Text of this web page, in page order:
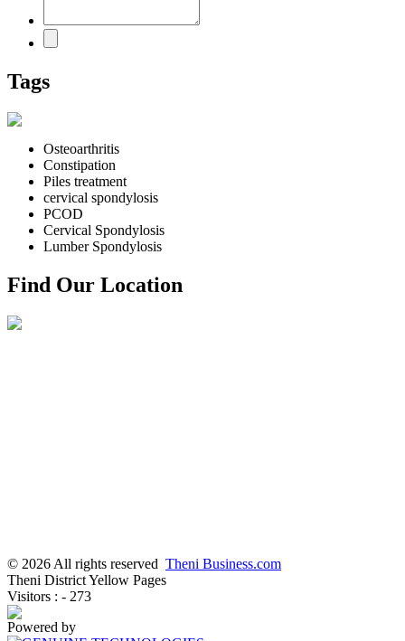
Tags
Osteoarthritis
Constipation
Piles treatment
cervical spondylosis
PCOD
Cervical Spondylosis
Lumber Spondylosis
Find Our Location
© 2026 All rights reserved Theni Business.com
Theni District Yellow Pages
Visitors : - 273
Powered by